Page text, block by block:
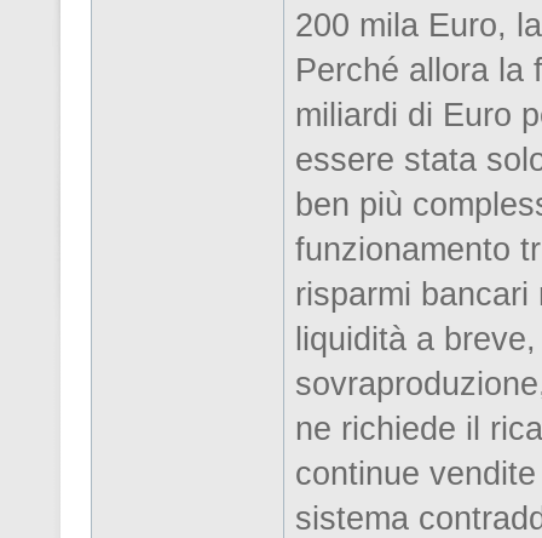
200 mila Euro,
Perché allora la
miliardi di Euro
essere stata
ben più
funzionamento
risparmi
liquidità a
ne richiede il
continue
sistema